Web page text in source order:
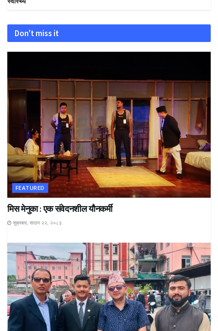
Don't miss it
FEATURED
मिस मेनुका : एक संवेदनशील यौनकर्मी
शुक्रबार, साउन २२, २०८३